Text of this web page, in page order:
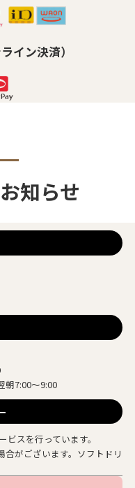
イン決済）
知らせ
朝7:00～9:00
スを行っています。
がございます。ソフトドリ